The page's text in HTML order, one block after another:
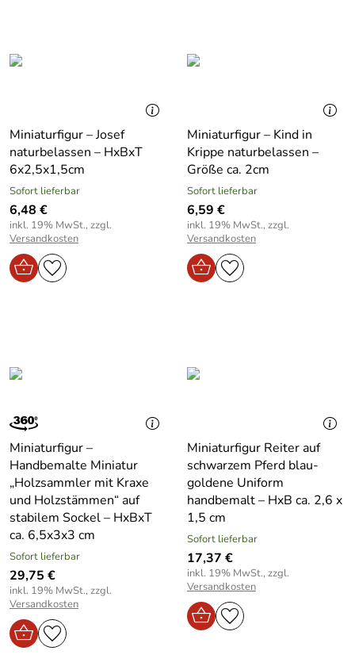
Miniaturfigur – Josef
naturbelassen – HxBxT
6x2,5x1,5cm
Sofort lieferbar
6,48 €
inkl. 19% MwSt., zzgl.
Versandkosten
Miniaturfigur – Kind in
Krippe naturbelassen –
Größe ca. 2cm
Sofort lieferbar
6,59 €
inkl. 19% MwSt., zzgl.
Versandkosten
Miniaturfigur –
Handbemalte Miniatur
„Holzsammler mit Kraxe
und Holzstämmen“ auf
stabilem Sockel – HxBxT
ca. 6,5x3x3 cm
Sofort lieferbar
29,75 €
inkl. 19% MwSt., zzgl.
Versandkosten
Miniaturfigur Reiter auf
schwarzem Pferd blau-
goldene Uniform
handbemalt – HxB ca. 2,6 x
1,5 cm
Sofort lieferbar
17,37 €
inkl. 19% MwSt., zzgl.
Versandkosten